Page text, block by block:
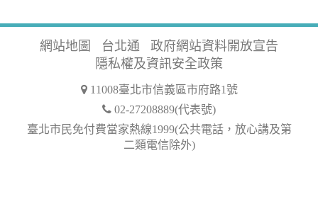
網站地圖 台北通
政府網站資料開放宣告
隱私權及資訊安全政策
11008臺北市信義區市府路1號
02-27208889(代表號)
臺北市民免付費當家熱線1999(公共電話，放心講及第
二類電信除外)